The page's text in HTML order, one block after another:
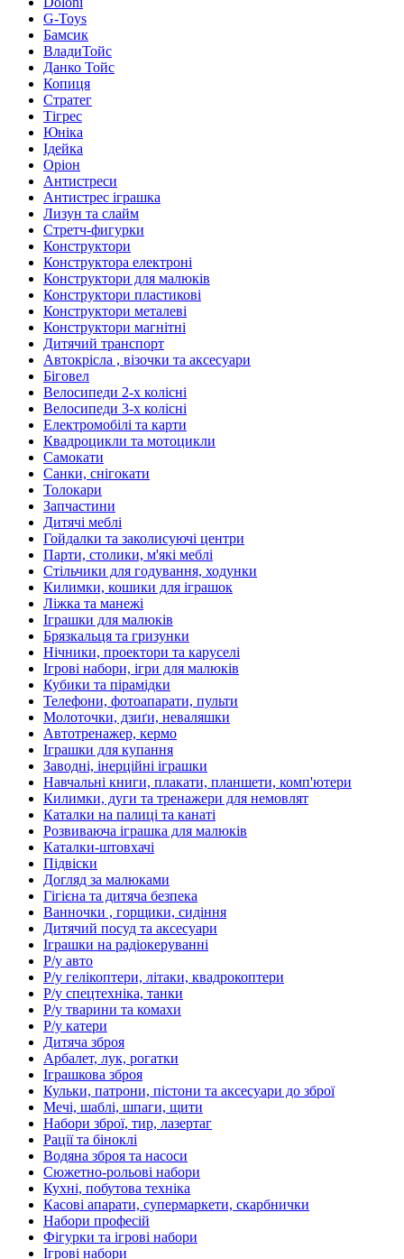
G-Toys
Бамсик
ВладиТойс
Данко Тойс
Копиця
Стратег
Тігрес
Юніка
Ідейка
Оріон
Антистреси
Антистрес іграшка
Лизун та слайм
Стретч-фигурки
Конструктори
Конструктора електроні
Конструктори для малюків
Конструктори пластикові
Конструктори металеві
Конструктори магнітні
Дитячий транспорт
Автокрісла , візочки та аксесуари
Біговел
Велосипеди 2-х колісні
Велосипеди 3-х колісні
Електромобілі та карти
Квадроцикли та мотоцикли
Самокати
Санки, снігокати
Толокари
Запчастини
Дитячі меблі
Гойдалки та заколисуючі центри
Парти, столики, м'які меблі
Стільчики для годування, ходунки
Килимки, кошики для іграшок
Ліжка та манежі
Іграшки для малюків
Брязкальця та гризунки
Нічники, проектори та каруселі
Ігрові набори, ігри для малюків
Кубики та пірамідки
Телефони, фотоапарати, пульти
Молоточки, дзиґи, неваляшки
Автотренажер, кермо
Іграшки для купання
Заводні, інерційні іграшки
Навчальні книги, плакати, планшети, комп'ютери
Килимки, дуги та тренажери для немовлят
Каталки на палиці та канаті
Розвиваюча іграшка для малюків
Каталки-штовхачі
Підвіски
Догляд за малюками
Гігієна та дитяча безпека
Ванночки , горщики, сидіння
Дитячий посуд та аксесуари
Іграшки на радіокеруванні
Р/у авто
Р/у гелікоптери, літаки, квадрокоптери
Р/у спецтехніка, танки
Р/у тварини та комахи
Р/у катери
Дитяча зброя
Арбалет, лук, рогатки
Іграшкова зброя
Кульки, патрони, пістони та аксесуари до зброї
Мечі, шаблі, шпаги, щити
Набори зброї, тир, лазертаг
Рації та біноклі
Водяна зброя та насоси
Сюжетно-рольові набори
Кухні, побутова техніка
Касові апарати, супермаркети, скарбнички
Набори професій
Фігурки та ігрові набори
Ігрові набори